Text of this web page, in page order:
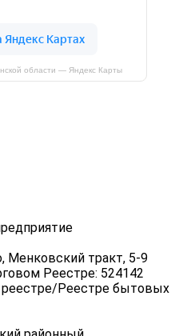
области — Яндекс Карты
Менковский тракт, 5-9
Реестре: 524142
Реестре бытовых